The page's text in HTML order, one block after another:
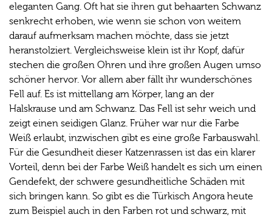
eleganten Gang. Oft hat sie ihren gut behaarten Schwanz
senkrecht erhoben, wie wenn sie schon von weitem
darauf aufmerksam machen möchte, dass sie jetzt
heranstolziert. Vergleichsweise klein ist ihr Kopf, dafür
stechen die großen Ohren und ihre großen Augen umso
schöner hervor. Vor allem aber fällt ihr wunderschönes
Fell auf. Es ist mittellang am Körper, lang an der
Halskrause und am Schwanz. Das Fell ist sehr weich und
zeigt einen seidigen Glanz. Früher war nur die Farbe
Weiß erlaubt, inzwischen gibt es eine große Farbauswahl.
Für die Gesundheit dieser Katzenrassen ist das ein klarer
Vorteil, denn bei der Farbe Weiß handelt es sich um einen
Gendefekt, der schwere gesundheitliche Schäden mit
sich bringen kann. So gibt es die Türkisch Angora heute
zum Beispiel auch in den Farben rot und schwarz, mit